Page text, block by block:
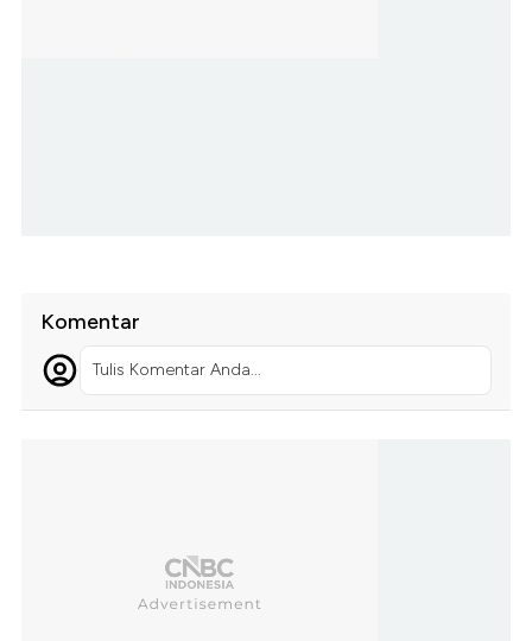
Komentar
Tulis Komentar Anda...